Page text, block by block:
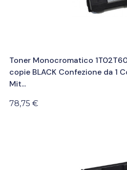
Toner Monocromatico
copie BLACK Confezione da 1
Mit...
78,75 €